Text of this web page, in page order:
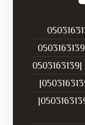
حداد أبواب حديد في راس الخيمة |0503163139|